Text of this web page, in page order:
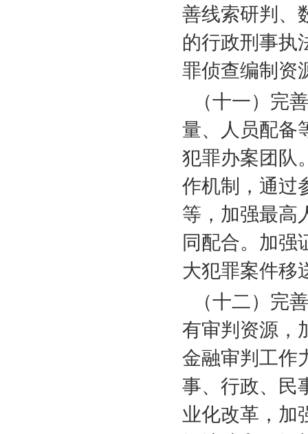
善线索研判、
的行政刑事执
罪侦查编制资
（十一）完
量、人员配备
犯罪办案团队
作机制，通过
等，加强最高
同配合。加强
大犯罪案件移
（十二）完
有审判资源，
金融审判工作
事、行政、民
业化改革，加